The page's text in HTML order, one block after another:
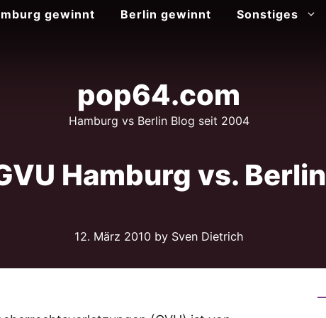
gewinnt Berlin gewinnt Sonstiges
pop64.com
Hamburg vs Berlin Blog seit 2004
Hamburg vs. Berlin
12. März 2010by Sven Dietrich